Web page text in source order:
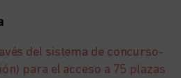
del sistema de concurso-
para el acceso a 75 plazas